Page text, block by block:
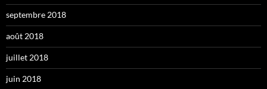
septembre 2018
août 2018
juillet 2018
juin 2018